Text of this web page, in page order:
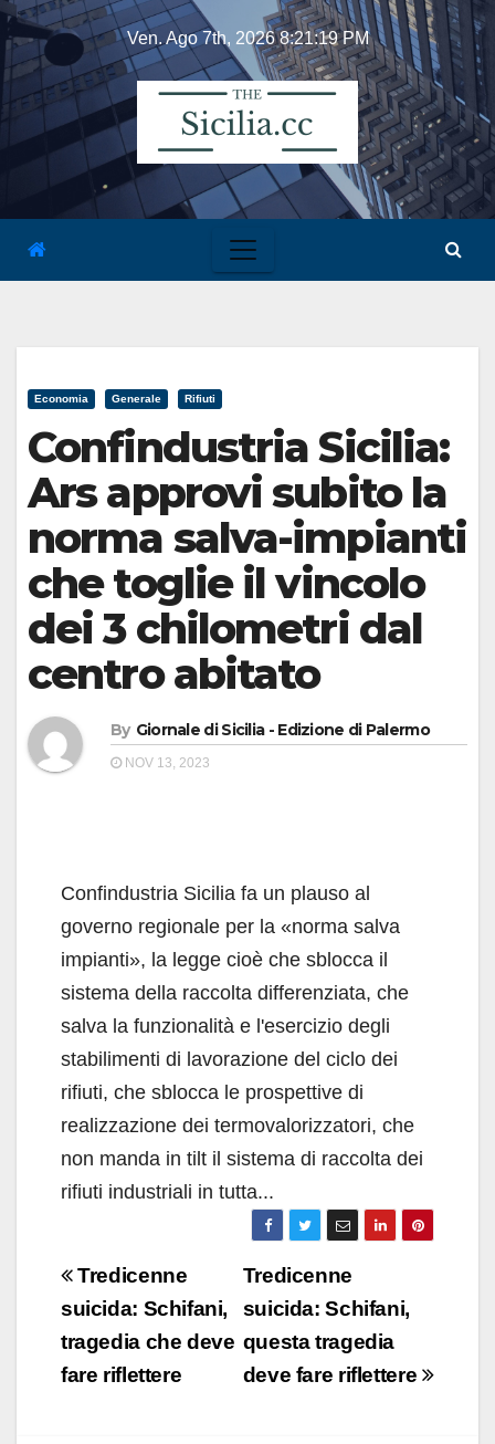
Skip
content
Ven. Ago 7th, 20268:21:19 PM
Economia Generale Rifiuti
Confindustria Sicilia:
Ars approvi subito la
norma salva-impianti
che toglie il vincolo
dei 3 chilometri dal
centro abitato
By Giornale di Sicilia - Edizione di Palermo
NOV 13, 2023
Confindustria Sicilia fa un plauso al
governo regionale per la «norma salva
impianti», la legge cioè che sblocca il
sistema della raccolta differenziata, che
salva la funzionalità e l'esercizio degli
stabilimenti di lavorazione del ciclo dei
rifiuti, che sblocca le prospettive di
realizzazione dei termovalorizzatori, che
non manda in tilt il sistema di raccolta dei
rifiuti industriali in tutta...
Navigazione
articoli
Tredicenne
suicida: Schifani,
questa tragedia
deve fare riflettere
Tredicenne
suicida: Schifani,
tragedia che deve
fare riflettere